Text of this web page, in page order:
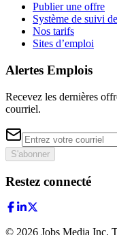
Publier une offre
Système de suivi
Nos tarifs
Sites d’emploi
Alertes Emplois
Recevez les dernières
courriel.
S'abonner
Restez connecté
© 2026 Jobs Media Inc.